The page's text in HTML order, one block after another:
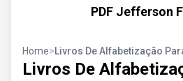
PDF Jefferson
Home>Livros De Alfabetização
Livros De